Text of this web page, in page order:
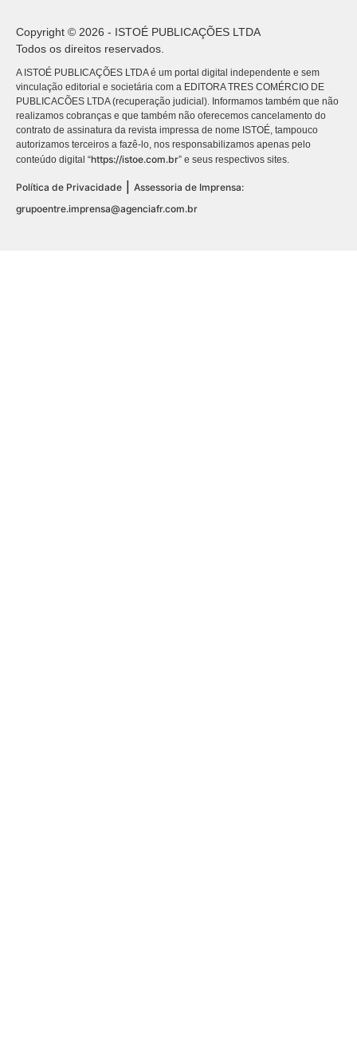
Copyright © 2026 - ISTOÉ PUBLICAÇÕES LTDA
Todos os direitos reservados.
A ISTOÉ PUBLICAÇÕES LTDA é um portal digital independente e sem
vinculação editorial e societária com a EDITORA TRES COMÉRCIO DE
PUBLICACÕES LTDA (recuperação judicial). Informamos também que não
realizamos cobranças e que também não oferecemos cancelamento do
contrato de assinatura da revista impressa de nome ISTOÉ, tampouco
autorizamos terceiros a fazê-lo, nos responsabilizamos apenas pelo
conteúdo digital “https://istoe.com.br” e seus respectivos sites.
Política de Privacidade
Assessoria de Imprensa:
grupoentre.imprensa@agenciafr.com.br